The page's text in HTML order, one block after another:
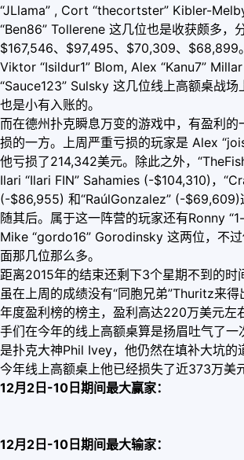
“JLlama” , Cort “thecortster” Kibler-
“Ben86” Tollerene 这几位也是收获颇多，
$167,546、$97,495、$70,309、$68,899
Viktor “Isildur1” Blom, Alex “Kanu7”
“Sauce123” Sulsky 这几位线上高额桌战场
也是小有入账的。
而在德州扑克瞬息万变的游戏中，有盈利的
损的一方。上周严重亏损的玩家是 Alex
他亏损了214,342美元。除此之外，
Ilari “Ilari FIN” Sahamies (-$104,310)，
(-$86,955) 和“RaúlGonzalez” (-$69,609)
随其后。属于这一阵营的玩家还有Ronny
Mike “gordo16” Gorodinsky 这两位，不
面那几位那么多。
距离2015年的结束还剩下3个星期不到的时
虽在上周的成绩没有“同胞兄弟”Thuritz来
年度盈利榜的榜主，盈利高达220万美元左
手们在今年的线上高额桌算是扬眉吐气了一
是扑克大神Phil Ivey，他仍然在填补大坑的
今年线上高额桌上他已经损失了近373万美元
12月2日-10日期间最大赢家：
12月2日-10日期间最大输家：